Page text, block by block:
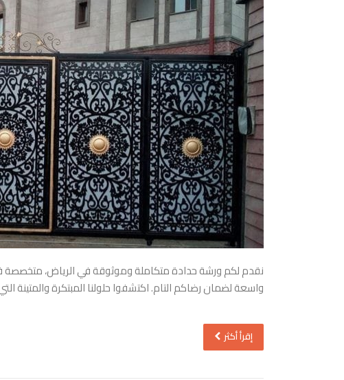
نقدم لكم ورشة حدادة متكاملة وموثوقة في الرياض، متخصصة في
واسعة لضمان رضاكم التام. اكتشفوا حلولنا المبتكرة والمتينة
إقرأ أكثر